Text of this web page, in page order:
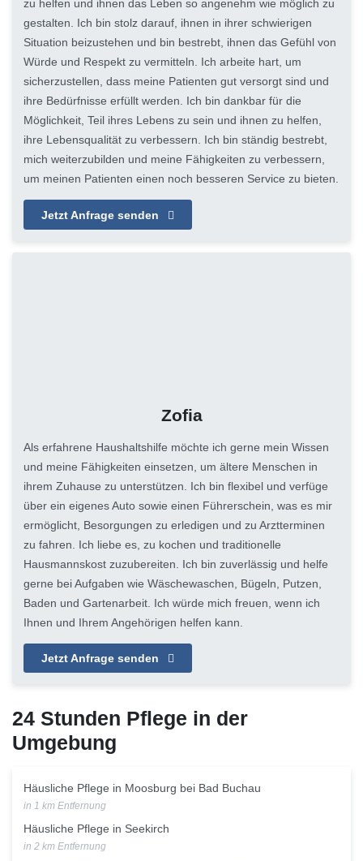
zu helfen und ihnen das Leben so angenehm wie möglich zu
gestalten. Ich bin stolz darauf, ihnen in ihrer schwierigen
Situation beizustehen und bin bestrebt, ihnen das Gefühl von
Würde und Respekt zu vermitteln. Ich arbeite hart, um
sicherzustellen, dass meine Patienten gut versorgt sind und
ihre Bedürfnisse erfüllt werden. Ich bin dankbar für die
Möglichkeit, Teil ihres Lebens zu sein und ihnen zu helfen,
ihre Lebensqualität zu verbessern. Ich bin ständig bestrebt,
mich weiterzubilden und meine Fähigkeiten zu verbessern,
um meinen Patienten einen noch besseren Service zu bieten.
Jetzt Anfrage senden
Zofia
Als erfahrene Haushaltshilfe möchte ich gerne mein Wissen
und meine Fähigkeiten einsetzen, um ältere Menschen in
ihrem Zuhause zu unterstützen. Ich bin flexibel und verfüge
über ein eigenes Auto sowie einen Führerschein, was es mir
ermöglicht, Besorgungen zu erledigen und zu Arztterminen
zu fahren. Ich liebe es, zu kochen und traditionelle
Hausmannskost zuzubereiten. Ich bin zuverlässig und helfe
gerne bei Aufgaben wie Wäschewaschen, Bügeln, Putzen,
Baden und Gartenarbeit. Ich würde mich freuen, wenn ich
Ihnen und Ihrem Angehörigen helfen kann.
Jetzt Anfrage senden
24 Stunden Pflege in der
Umgebung
Häusliche Pflege in Moosburg bei Bad Buchau
in 1 km Entfernung
Häusliche Pflege in Seekirch
in 2 km Entfernung